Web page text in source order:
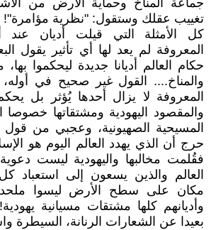
جماعة المناخ وحماية الأرض من
تغييب عقلك وستقول: "نظرية مؤامرة"!
كل الأمثلة التي قيلت أديان عند
المعروفة لم يعد لها أي تأثير يقول
حكام العالم أديانا جديدة ليحكموا
والمناخ.... القول غير صحيح في أوله،
المعروفة لا يزال أحدها يُؤثر بل
والمقصود اليهودية ومشتقاتها خصوصا
المسيحية الصهيونية، وعجبي من
حرج أن الذي يهدد العالم اليوم هو
فقُلمت مخالبها واليهودية ليست
العالم والذين يسعون إلى
مكان على سطح الأرض ليسوا
وأديانهم كلها مشتقات مسيانية
بعيدا عن الشعارات الرنانة، السيطرة